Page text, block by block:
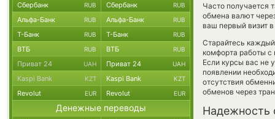
Часто получается
обмена валют
ваш первый визит
Старайтесь
комфорта работы
Если курсы вас не
появлении
отсутствия
обменов через
Надежность
Сбербанк RUB Сбербанк RUB
Альфа-Банк RUB Альфа-Банк RUB
Т-Банк RUB Т-Банк RUB
ВТБ RUB ВТБ RUB
Приват 24 UAH Приват 24 UAH
Kaspi Bank KZT Kaspi Bank KZT
Revolut EUR Revolut EUR
Денежные переводы